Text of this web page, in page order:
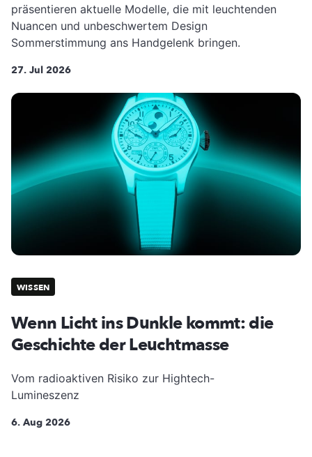
präsentieren aktuelle Modelle, die mit leuchtenden
Nuancen und unbeschwertem Design
Sommerstimmung ans Handgelenk bringen.
27. Jul 2026
WISSEN
Wenn Licht ins Dunkle kommt: die
Geschichte der Leuchtmasse
Vom radioaktiven Risiko zur Hightech-
Lumineszenz
6. Aug 2026